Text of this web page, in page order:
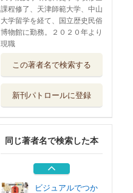
課程修了、天津師範大学、中山
大学留学を経て、国立歴史民俗
博物館に勤務。２０２０年より
現職
この著者名で検索する
新刊パトロールに登録
同じ著者名で検索した本
む！くらしの歴...
ビジュアルでつか
ほるぷ出版
ビジュアルでつか
む！くらしの歴...
ほるぷ出版
ビジュアルでつか